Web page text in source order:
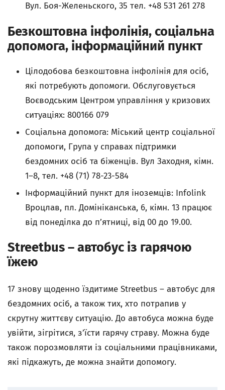
Вул. Боя-Желеньского, 35 тел. +48 531 261 278
Безкоштовна інфолінія, соціальна
допомога, інформаційний пункт
Цілодобова безкоштовна інфолінія для осіб,
які потребують допомоги. Обслуговується
Воєводським Центром управління у кризових
ситуаціях: 800166 079
Соціальна допомога: Міський центр соціальної
допомоги, Група у справах підтримки
бездомних осіб та біженців. Вул Заходня, кімн.
1–8, тел. +48 (71) 78-23-584
Інформаційний пункт для іноземців: Infolink
Вроцлав, пл. Домініканська, 6, кімн. 13 працює
від понеділка до п’ятниці, від 00 до 19.00.
Streetbus – автобус із гарячою
їжею
17 знову щоденно їздитиме Streetbus – автобус для
бездомних осіб, а також тих, хто потрапив у
скрутну життєву ситуацію. До автобуса можна буде
увійти, зігрітися, з’їсти гарячу страву. Можна буде
також порозмовляти із соціальними працівниками,
які підкажуть, де можна знайти допомогу.